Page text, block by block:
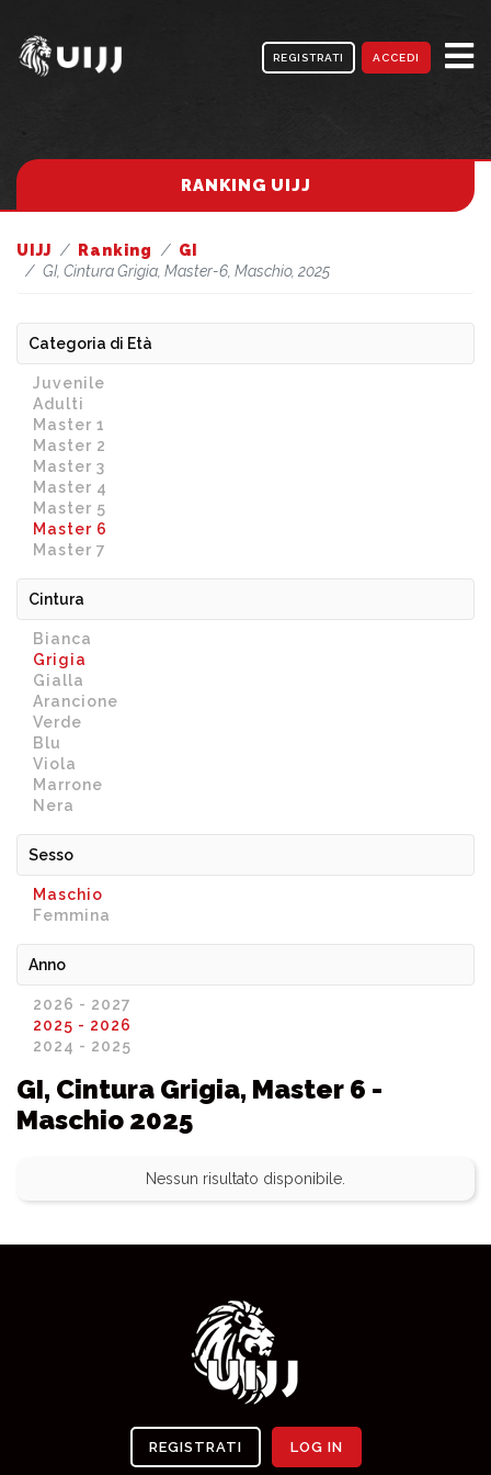
REGISTRATI ACCEDI
RANKING UIJJ
UIJJ Ranking
GI
GI, Cintura Grigia, Master-6, Maschio, 2025
Categoria di Età
Juvenile
Adulti
Master 1
Master 2
Master 3
Master 4
Master 5
Master 6
Master 7
Cintura
Bianca
Grigia
Gialla
Arancione
Verde
Blu
Viola
Marrone
Nera
Sesso
Maschio
Femmina
Anno
2026 - 2027
2025 - 2026
2024 - 2025
GI, Cintura Grigia, Master 6 -
Maschio 2025
Nessun risultato disponibile.
REGISTRATI LOG IN